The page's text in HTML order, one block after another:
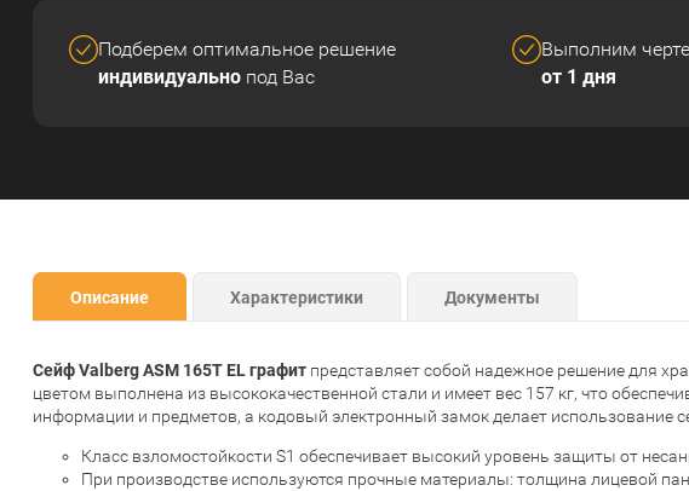
Подберем оптимальное решение
индивидуально под Вас
Выполним
от 1 дня
Описание Характеристики Документы
Сейф Valberg ASM 165T EL графит представляет собой надежное решение для
цветом выполнена из высококачественной стали и имеет вес 157 кг, что
информации и предметов, а кодовый электронный замок делает использование
Класс взломостойкости S1 обеспечивает высокий уровень защиты от
При производстве используются прочные материалы: толщина лицевой